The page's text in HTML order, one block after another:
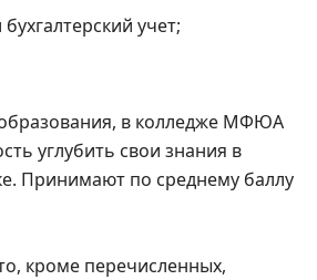
учет;
в колледже МФЮА
углубить свои знания в
Принимают по среднему баллу
кроме перечисленных,